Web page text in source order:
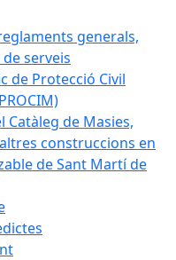
generals,
serveis
de Protecció Civil
Catàleg de Masies,
construccions en
de Sant Martí de